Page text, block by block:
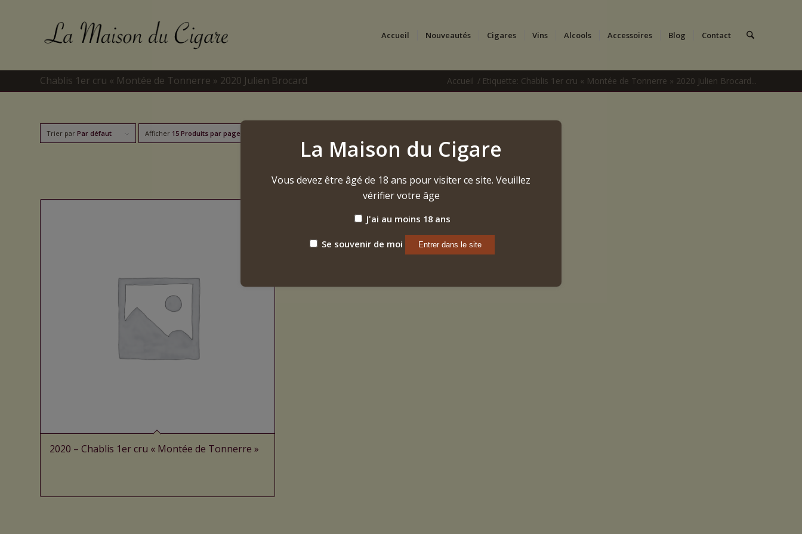
Accueil Nouveautés Cigares Vins Alcools Accessoires Blog Contact
Chablis 1er cru « Montée de Tonnerre » 2020 Julien Brocard Accueil / Etiquette: Chablis 1er cru « Montée de Tonnerre » 2020 Julien Brocard...
Trier par Par défaut Afficher 15 Produits par page
2020 – Chablis 1er cru « Montée de Tonnerre »
La Maison du Cigare
Vous devez être âgé de 18 ans pour visiter ce site. Veuillez
vérifier votre âge
J'ai au moins 18 ans
Se souvenir de moi